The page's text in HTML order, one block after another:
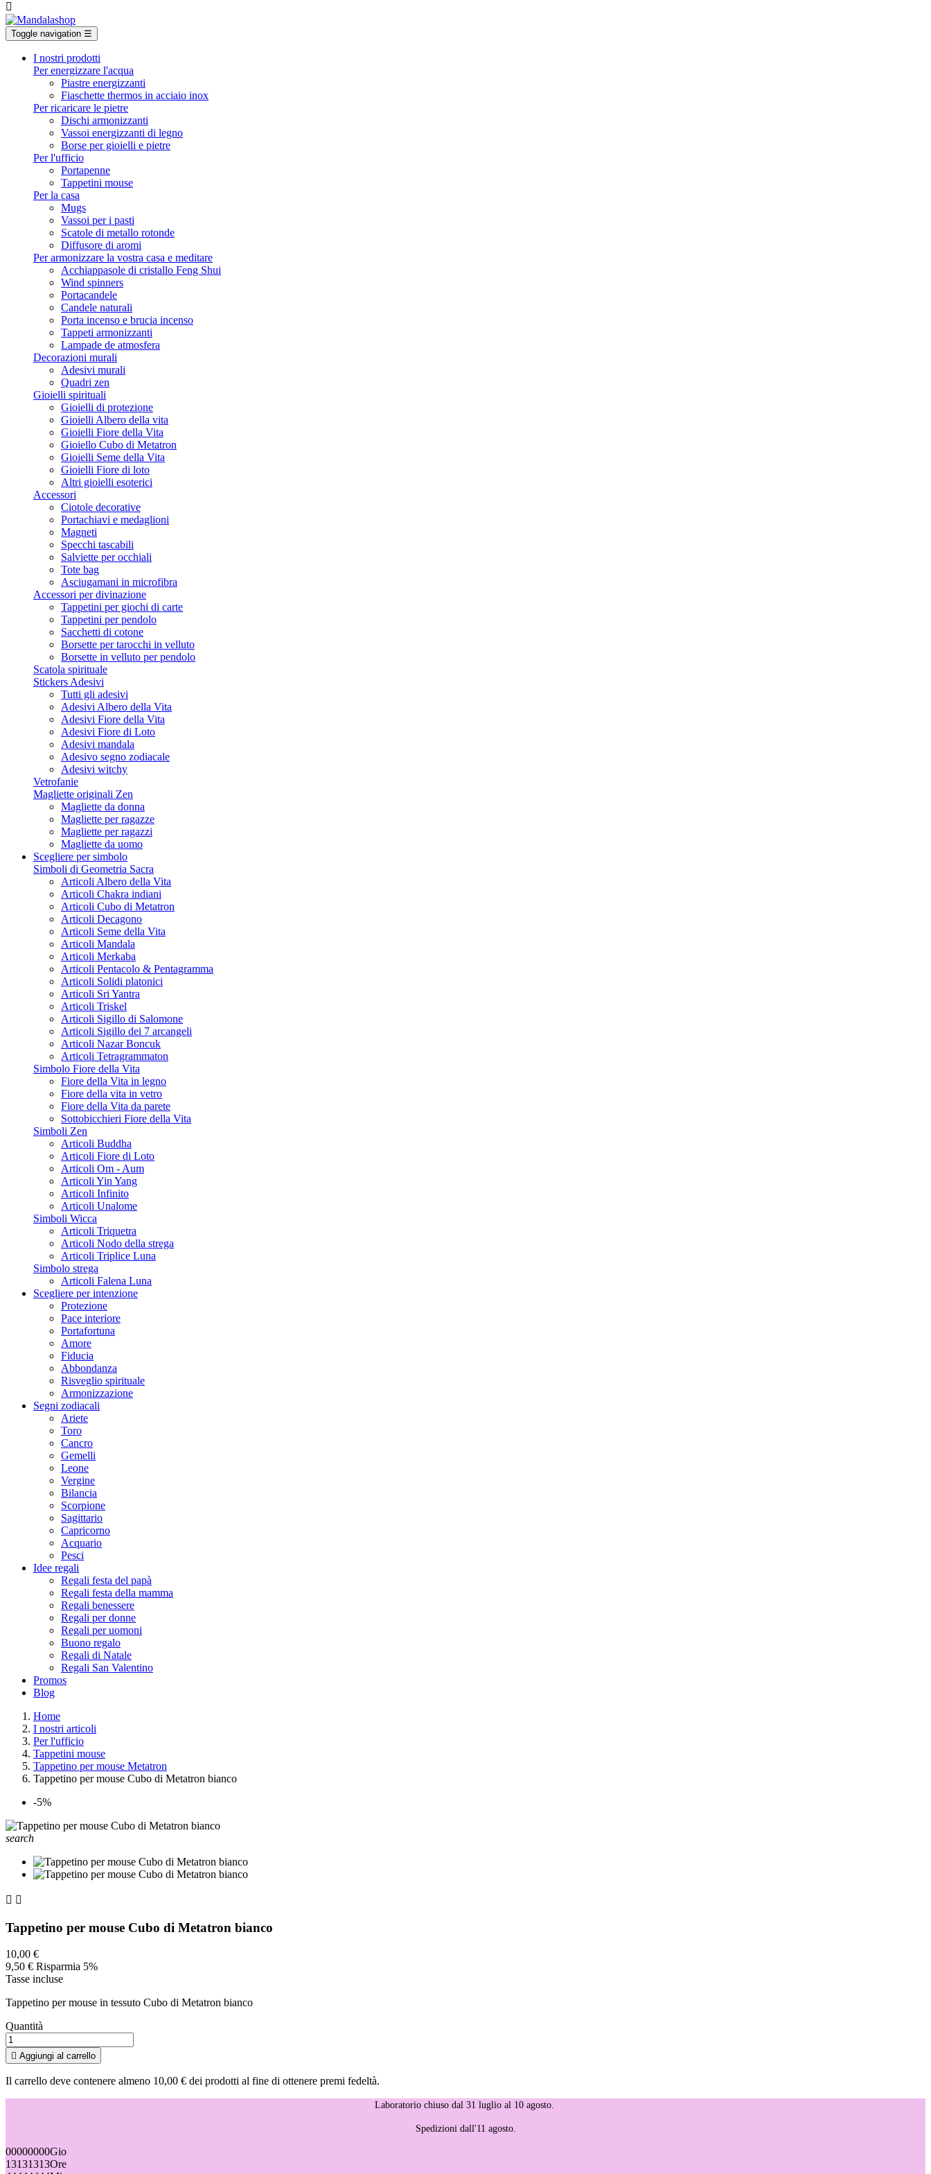

Toggle navigation ☰
I nostri prodotti
Per energizzare l'acqua
Piastre energizzanti
Fiaschette thermos in acciaio inox
Per ricaricare le pietre
Dischi armonizzanti
Vassoi energizzanti di legno
Borse per gioielli e pietre
Per l'ufficio
Portapenne
Tappetini mouse
Per la casa
Mugs
Vassoi per i pasti
Scatole di metallo rotonde
Diffusore di aromi
Per armonizzare la vostra casa e meditare
Acchiappasole di cristallo Feng Shui
Wind spinners
Portacandele
Candele naturali
Porta incenso e brucia incenso
Tappeti armonizzanti
Lampade de atmosfera
Decorazioni murali
Adesivi murali
Quadri zen
Gioielli spirituali
Gioielli di protezione
Gioielli Albero della vita
Gioielli Fiore della Vita
Gioiello Cubo di Metatron
Gioielli Seme della Vita
Gioielli Fiore di loto
Altri gioielli esoterici
Accessori
Ciotole decorative
Portachiavi e medaglioni
Magneti
Specchi tascabili
Salviette per occhiali
Tote bag
Asciugamani in microfibra
Accessori per divinazione
Tappetini per giochi di carte
Tappetini per pendolo
Sacchetti di cotone
Borsette per tarocchi in velluto
Borsette in velluto per pendolo
Scatola spirituale
Stickers Adesivi
Tutti gli adesivi
Adesivi Albero della Vita
Adesivi Fiore della Vita
Adesivi Fiore di Loto
Adesivi mandala
Adesivo segno zodiacale
Adesivi witchy
Vetrofanie
Magliette originali Zen
Magliette da donna
Magliette per ragazze
Magliette per ragazzi
Magliette da uomo
Scegliere per simbolo
Simboli di Geometria Sacra
Articoli Albero della Vita
Articoli Chakra indiani
Articoli Cubo di Metatron
Articoli Decagono
Articoli Seme della Vita
Articoli Mandala
Articoli Merkaba
Articoli Pentacolo & Pentagramma
Articoli Solidi platonici
Articoli Sri Yantra
Articoli Triskel
Articoli Sigillo di Salomone
Articoli Sigillo dei 7 arcangeli
Articoli Nazar Boncuk
Articoli Tetragrammaton
Simbolo Fiore della Vita
Fiore della Vita in legno
Fiore della vita in vetro
Fiore della Vita da parete
Sottobicchieri Fiore della Vita
Simboli Zen
Articoli Buddha
Articoli Fiore di Loto
Articoli Om - Aum
Articoli Yin Yang
Articoli Infinito
Articoli Unalome
Simboli Wicca
Articoli Triquetra
Articoli Nodo della strega
Articoli Triplice Luna
Simbolo strega
Articoli Falena Luna
Scegliere per intenzione
Protezione
Pace interiore
Portafortuna
Amore
Fiducia
Abbondanza
Risveglio spirituale
Armonizzazione
Segni zodiacali
Ariete
Toro
Cancro
Gemelli
Leone
Vergine
Bilancia
Scorpione
Sagittario
Capricorno
Acquario
Pesci
Idee regali
Regali festa del papà
Regali festa della mamma
Regali benessere
Regali per donne
Regali per uomoni
Buono regalo
Regali di Natale
Regali San Valentino
Promos
Blog
Home
I nostri articoli
Per l'ufficio
Tappetini mouse
Tappetino per mouse Metatron
Tappetino per mouse Cubo di Metatron bianco
-5%
search
 
Tappetino per mouse Cubo di Metatron bianco
10,00 €
9,50 € Risparmia 5%
Tasse incluse
Tappetino per mouse in tessuto Cubo di Metatron bianco
Quantità
 Aggiungi al carrello
Il carrello deve contenere almeno 10,00 € dei prodotti al fine di ottenere premi fedeltà.
Laboratorio chiuso dal 31 luglio al 10 agosto.
Spedizioni dall'11 agosto.
00000000Gio
13131313Ore